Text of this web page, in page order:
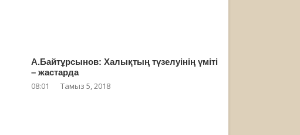
А.Байтұрсынов: Халықтың түзелуінің үміті
– жастарда
08:01 Тамыз 5, 2018